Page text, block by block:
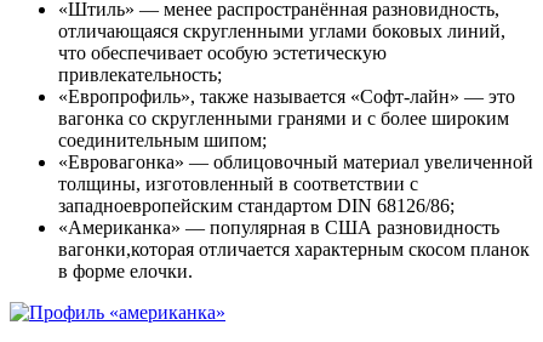
«Штиль» — менее распространённая разновидность,
отличающаяся скругленными углами боковых линий,
что обеспечивает особую эстетическую
привлекательность;
«Европрофиль», также называется «Софт-лайн» — это
вагонка со скругленными гранями и с более широким
соединительным шипом;
«Евровагонка» — облицовочный материал увеличенной
толщины, изготовленный в соответствии с
западноевропейским стандартом DIN 68126/86;
«Американка» — популярная в США разновидность
вагонки,которая отличается характерным скосом планок
в форме елочки.